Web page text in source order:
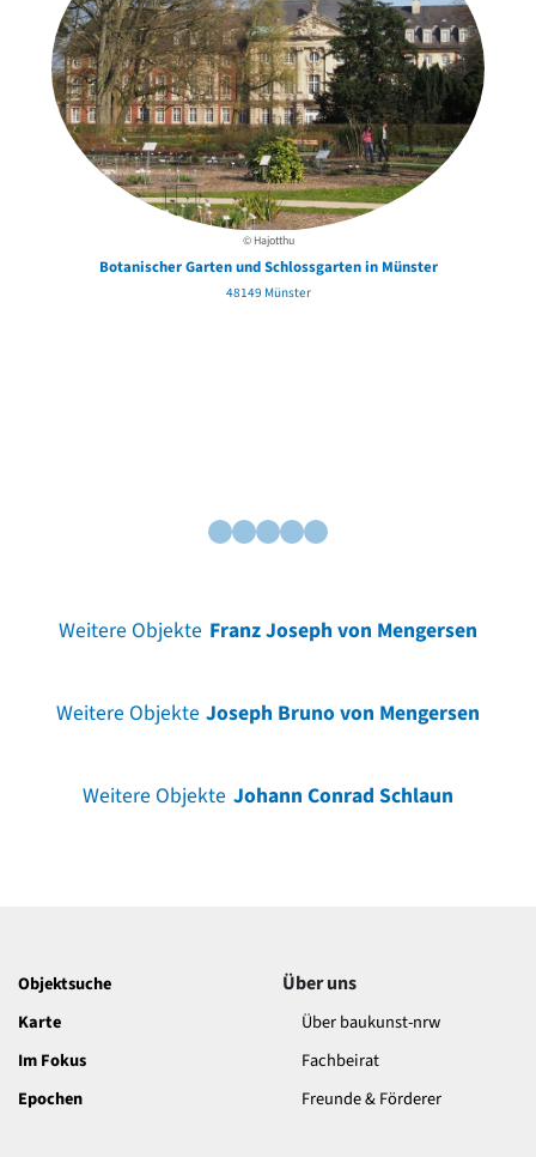
© Hajotthu
Botanischer Garten und Schlossgarten in Münster
48149 Münster
Weitere Objekte Franz Joseph von Mengersen
Weitere Objekte Joseph Bruno von Mengersen
Weitere Objekte Johann Conrad Schlaun
Objektsuche
Karte
Im Fokus
Epochen
Über uns
Über baukunst-nrw
Fachbeirat
Freunde & Förderer